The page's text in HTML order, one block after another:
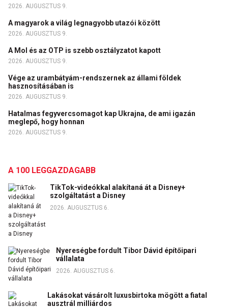
2026. AUGUSZTUS 9.
A magyarok a világ legnagyobb utazói között
2026. AUGUSZTUS 9.
A Mol és az OTP is szebb osztályzatot kapott
2026. AUGUSZTUS 9.
Vége az urambátyám-rendszernek az állami földek
hasznosításában is
2026. AUGUSZTUS 9.
Hatalmas fegyvercsomagot kap Ukrajna, de ami igazán
meglepő, hogy honnan
2026. AUGUSZTUS 9.
A 100 LEGGAZDAGABB
TikTok-videókkal alakítaná át a Disney+
szolgáltatást a Disney
2026. AUGUSZTUS 6.
Nyereségbe fordult Tibor Dávid építőipari
vállalata
2026. AUGUSZTUS 6.
Lakásokat vásárolt luxusbirtoka mögött a fiatal
ausztrál milliárdos